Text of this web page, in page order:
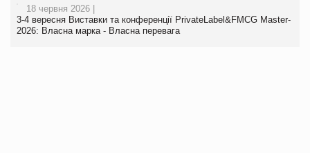
18 червня 2026 |
3-4 вересня Виставки та конференції PrivateLabel&FMCG Master-
2026: Власна марка - Власна перевага